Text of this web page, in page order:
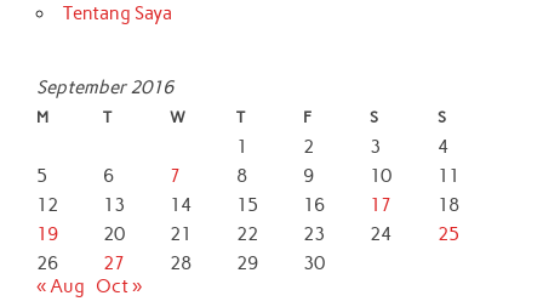
Tentang Saya
September 2016
M T W T F S S
1 2 3
4
5
6 7 8 9 10
11
12
13 14 15 16 17
18
19
20 21 22 23 24
25
26
27 28 29
30
« Aug
Oct »